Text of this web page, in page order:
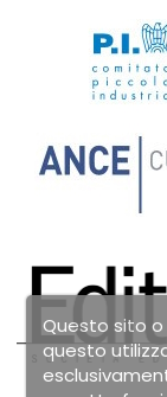
Questo sito
questo